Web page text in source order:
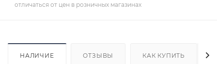
отличаться от цен в розничных магазинах
НАЛИЧИЕ ОТЗЫВЫ КАК КУПИТЬ